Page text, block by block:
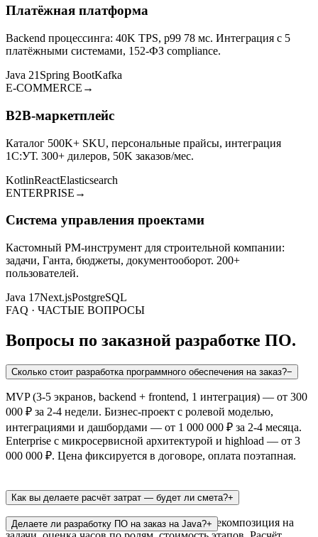
Платёжная платформа
Backend процессинга: 40K TPS, p99 78 мс. Интеграция с 5
платёжными системами, 152-ФЗ compliance.
Java 21 Spring BootKafka
E-COMMERCE →
B2B-маркетплейс
Каталог 500K+ SKU, персональные прайсы, интеграция
1С:УТ. 300+ дилеров, 50K заказов/мес.
KotlinReactElasticsearch
ENTERPRISE →
Система управления проектами
Кастомный PM-инструмент для строительной компании:
задачи, Ганта, бюджеты, документооборот. 200+
пользователей.
Java 17Next.jsPostgreSQL
FAQ · ЧАСТЫЕ ВОПРОСЫ
Вопросы по заказной разработке ПО.
Сколько стоит разработка программного обеспечения на заказ?−
MVP (3-5 экранов, backend + frontend, 1 интеграция) — от 300
000 ₽ за 2-4 недели. Бизнес-проект с ролевой моделью,
интеграциями и дашбордами — от 1 000 000 ₽ за 2-4 месяца.
Enterprise с микросервисной архитектурой и highload — от 3
000 000 ₽. Цена фиксируется в договоре, оплата поэтапная.
Как вы делаете расчёт затрат — будет ли смета?+
Да — после аналитики составляем смету: декомпозиция на
Делаете ли разработку ПО на заказ на Java?+